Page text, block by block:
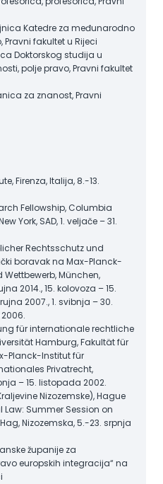
Katedre za međunarodno
fakultet u Rijeci
Doktorskog studija u
polje pravo, Pravni fakultet
za znanost, Pravni
Firenza, Italija, 8.-13.
Fellowship, Columbia
York, SAD, 1. veljače – 31.
Rechtsschutz und
boravak na Max-Planck-
München,
2014., 15. kolovoza – 15.
2007., 1. svibnja – 30.
für internationale rechtliche
Hamburg, Fakultät für
Planck-Institut für
Privatrecht,
– 15. listopada 2002.
Nizozemske), Hague
Summer Session on
Nizozemska, 5.-23. srpnja
županije za
europskih integracija“ na